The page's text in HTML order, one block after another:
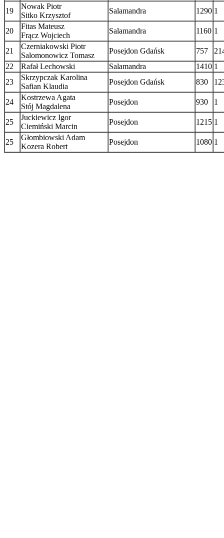
19
Nowak Piotr
Sitko Krzysztof
Salamandra 1290 1
20
Fitas Mateusz
Frącz Wojciech
Salamandra 1160 1
21
Czerniakowski Piotr
Salomonowicz Tomasz
Posejdon Gdańsk 757
22
Rafał Lechowski Salamandra 1410 1
23
Skrzypczak Karolina
Safian Klaudia
Posejdon Gdańsk 830
24
Kostrzewa Agata
Stój Magdalena
Posejdon 930 1
25
Juckiewicz Igor
Ciemiński Marcin
Posejdon 1215 1
25
Głombiowski Adam
Kozera Robert
Posejdon 1080 1